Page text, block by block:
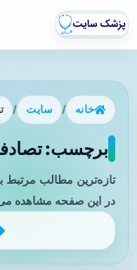
خانه / سایت /
برچسب:
تازه‌ترین مطالب
در این صفحه مشاهده